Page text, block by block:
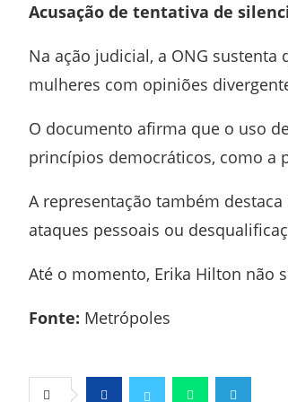
Acusação de tentativa de
Na ação judicial, a ONG
mulheres com opiniões
O documento afirma que o uso
princípios democráticos, como a
A representação também
ataques pessoais ou
Até o momento, Erika Hilton não
Fonte: Metrópoles